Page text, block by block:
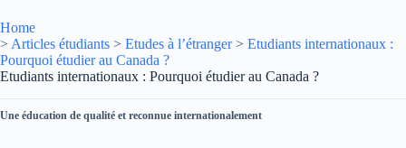
Home
> Articles étudiants > Etudes à l’étranger> Etudiants internationaux :
Pourquoi étudier au Canada ?
Etudiants internationaux : Pourquoi étudier au Canada ?
Une éducation de qualité et reconnue internationalement